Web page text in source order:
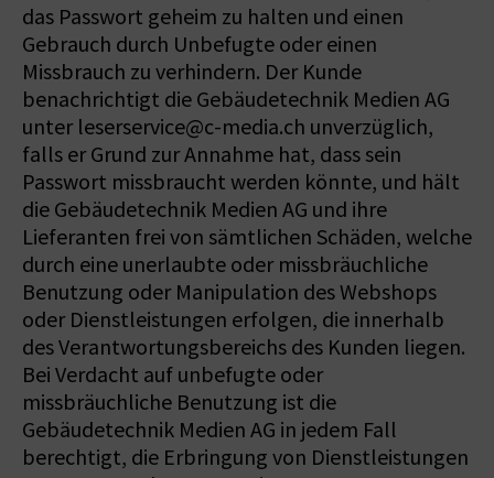
das Passwort geheim zu halten und einen
Gebrauch durch Unbefugte oder einen
Missbrauch zu verhindern. Der Kunde
benachrichtigt die Gebäudetechnik Medien AG
unter leserservice@c-media.ch unverzüglich,
falls er Grund zur Annahme hat, dass sein
Passwort missbraucht werden könnte, und hält
die Gebäudetechnik Medien AG und ihre
Lieferanten frei von sämtlichen Schäden, welche
durch eine unerlaubte oder missbräuchliche
Benutzung oder Manipulation des Webshops
oder Dienstleistungen erfolgen, die innerhalb
des Verantwortungsbereichs des Kunden liegen.
Bei Verdacht auf unbefugte oder
missbräuchliche Benutzung ist die
Gebäudetechnik Medien AG in jedem Fall
berechtigt, die Erbringung von Dienstleistungen